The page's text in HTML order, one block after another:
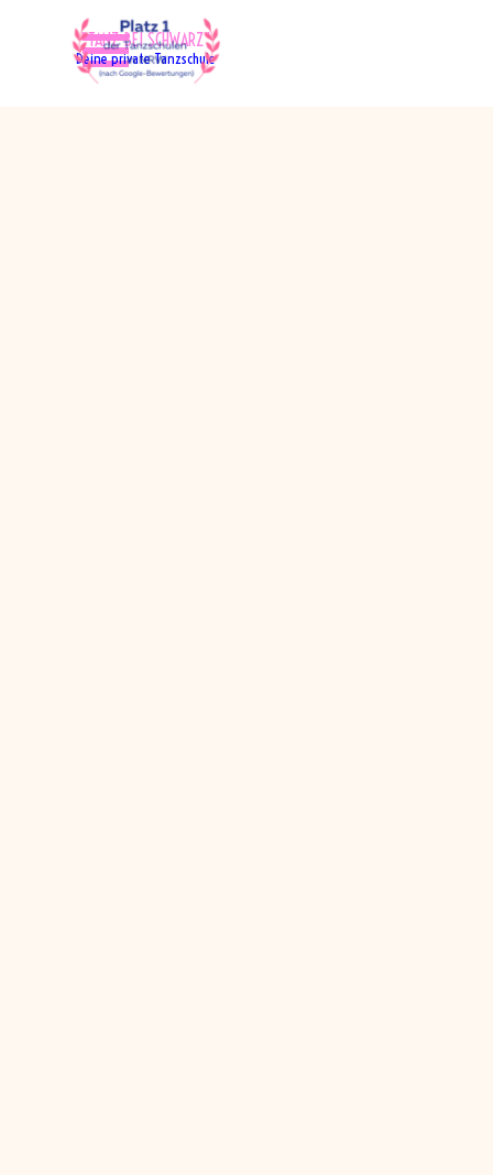
Menü überspringen
"TANZ BEI SCHWARZ"
Deine private Tanzschule